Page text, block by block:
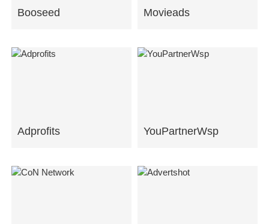
Booseed Movieads
Adprofits YouPartnerWsp